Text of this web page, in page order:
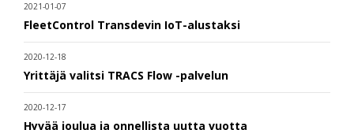
2021-01-07
FleetControl Transdevin IoT-alustaksi
2020-12-18
Yrittäjä valitsi TRACS Flow -palvelun
2020-12-17
Hyvää joulua ja onnellista uutta vuotta